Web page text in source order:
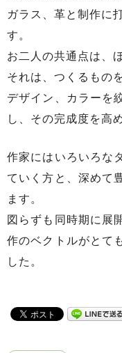
ガラス、革と制作に
す。
お二人の共通点は、
それは、つくるもの
デザイン、カラーを
し、その完成度を高
作家にはいろいろな
ていく方と、深めて
ます。
図らずも同時期に展
作のベクトルがとて
した。